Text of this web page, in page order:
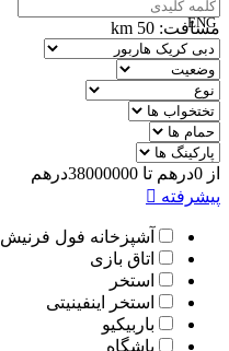
ENG
00989305885808
مسافت: 50
از 0درهم تا 38000000درهم
پیشرفته
آشپزخانه فول فرنیش
اتاق بازی
استخر
استخر اینفینیتی
باربیکیو
باشگاه